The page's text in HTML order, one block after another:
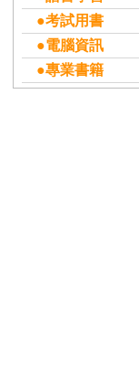
●考試用書
●電腦資訊
●專業書籍